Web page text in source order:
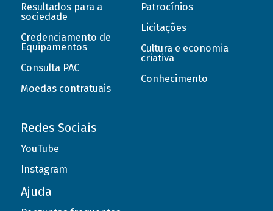
Resultados para a
sociedade
Credenciamento de
Equipamentos
Consulta PAC
Moedas contratuais
Patrocínios
Licitações
Cultura e economia
criativa
Conhecimento
Redes Sociais
YouTube
Instagram
Ajuda